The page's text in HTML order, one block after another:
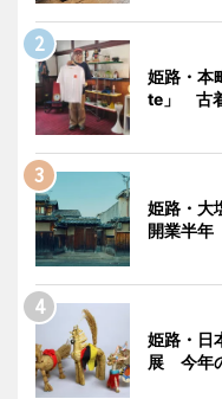
姫路・本
te」 古
姫路・大
開業半
姫路・日
展 今年